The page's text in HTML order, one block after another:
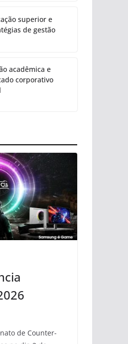
superior e
de gestão
acadêmica e
corporativo
de Counter-